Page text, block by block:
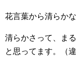
花言葉から清らか
清らかさって、ま
と思ってます。（違